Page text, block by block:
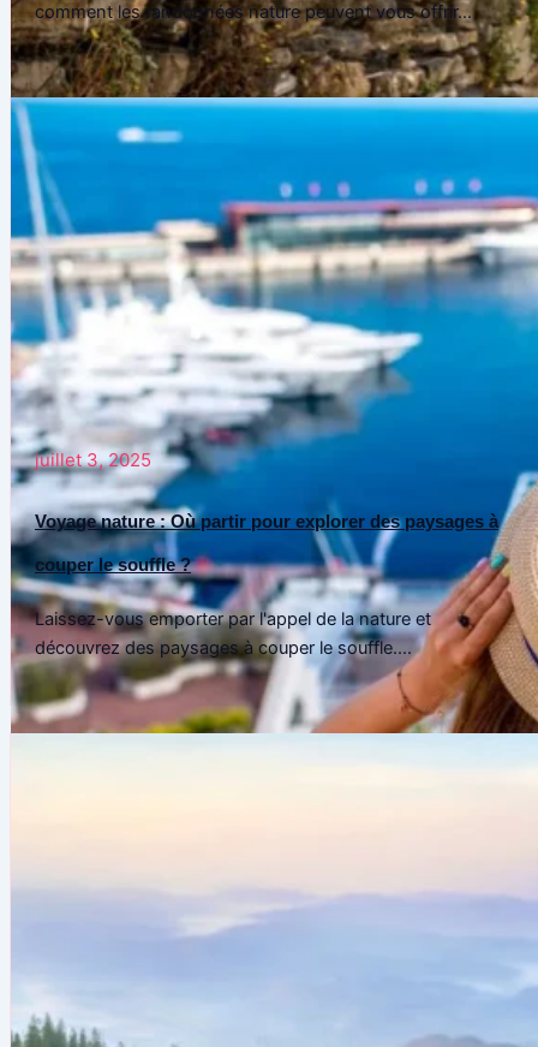
comment les randonnées nature peuvent vous offrir...
juillet 3, 2025
Voyage nature : Où partir pour explorer des paysages à
couper le souffle ?
Laissez-vous emporter par l'appel de la nature et
découvrez des paysages à couper le souffle....